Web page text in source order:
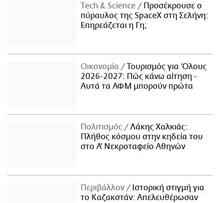
Τech & Science
Προσέκρουσε ο
πύραυλος της SpaceX στη Σελήνη:
Επηρεάζεται η Γη;
Οικονομία
Τουρισμός για Όλους
2026-2027: Πώς κάνω αίτηση -
Αυτά τα ΑΦΜ μπορούν πρώτα
Πολιτισμός
Λάκης Χαλκιάς:
Πλήθος κόσμου στην κηδεία του
στο Α' Νεκροταφείο Αθηνών
Περιβάλλον
Ιστορική στιγμή για
το Καζακστάν: Απελευθέρωσαν